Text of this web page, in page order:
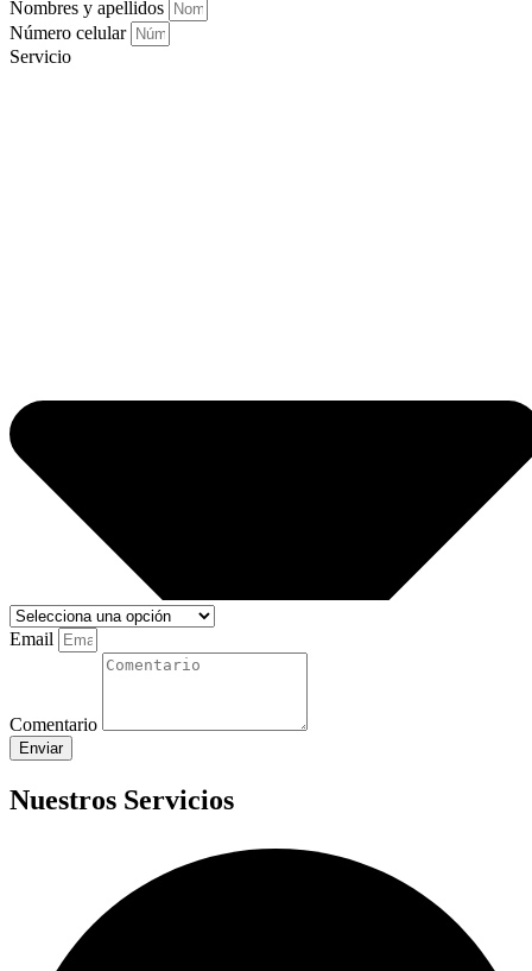
Nombres y apellidos
Número celular
Servicio
Email
Comentario
Enviar
Nuestros Servicios